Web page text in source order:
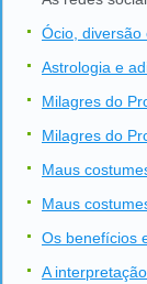
Ócio,
Astrologia e
Milagres do
Milagres do
Maus
Maus
Os benefícios
A